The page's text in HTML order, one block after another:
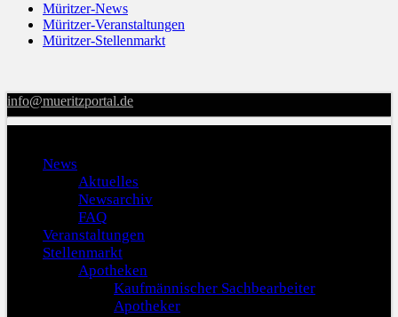
Müritzer-News
Müritzer-Veranstaltungen
Müritzer-Stellenmarkt
info@mueritzportal.de
News
Aktuelles
Newsarchiv
FAQ
Veranstaltungen
Stellenmarkt
Apotheken
Kaufmännischer Sachbearbeiter
Apotheker